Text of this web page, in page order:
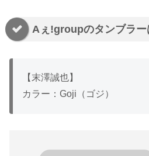
Aぇǃgroupのタンブラー
【末澤誠也】
カラー：Goji（ゴジ）